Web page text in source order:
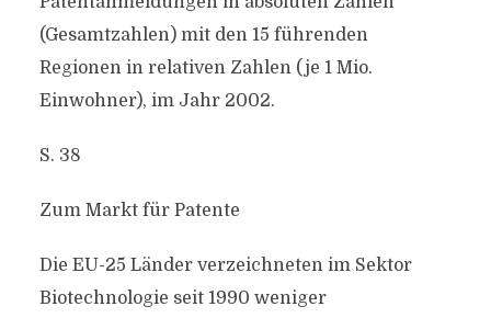
(Gesamtzahlen) mit den 15 führenden
Regionen in relativen Zahlen (je 1 Mio.
Einwohner), im Jahr 2002.
S. 38
Zum Markt für Patente
Die EU-25 Länder verzeichneten im Sektor
Biotechnologie seit 1990 weniger